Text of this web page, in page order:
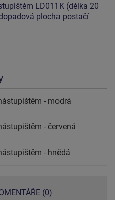
LD011K (délka 20
plocha postačí
- modrá
- červená
- hnědá
(0)